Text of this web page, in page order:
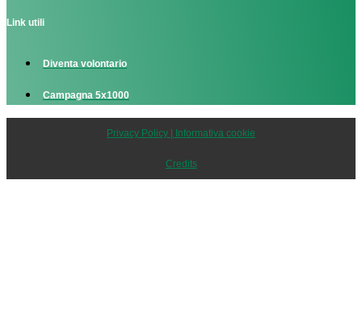
Link utili
Diventa volontario
Campagna 5x1000
Privacy Policy | Informativa cookie
Credits